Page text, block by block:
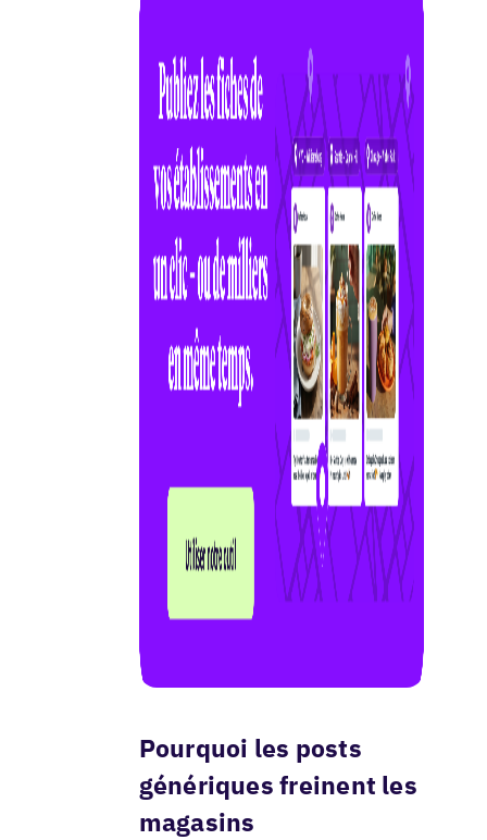
Pourquoi les posts
génériques freinent les
magasins